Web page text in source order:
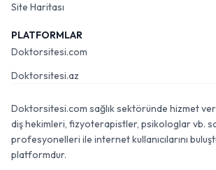
Site Haritası
PLATFORMLAR
Doktorsitesi.com
Doktorsitesi.az
Doktorsitesi.com sağlık sektöründe hizmet
diş hekimleri, fizyoterapistler, psikologlar vb.
profesyonelleri ile internet kullanıcılarını
platformdur.